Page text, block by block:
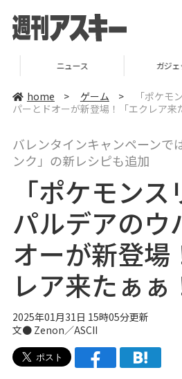
ニュース ガジェット
home > ゲーム >
「ポケモ
パーとドオーが新登場！「エクレア来
バレンタインキャンペーンで
ンク」の新レシピも追加
「ポケモンス
パルデアのウ
オーが新登場
レア来たぁぁ
2025年01月31日 15時05分更新
文● Zenon／ASCII